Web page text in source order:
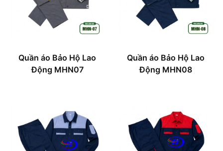
Quần áo Bảo Hộ Lao
Động MHN07
Quần áo Bảo Hộ Lao
Động MHN08